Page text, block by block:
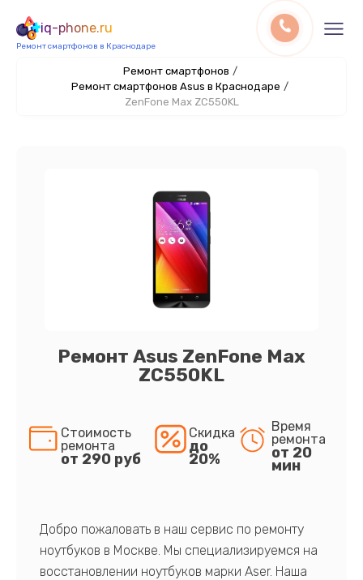
iq-phone.ru
Ремонт смартфонов в Краснодаре
Ремонт смартфонов /
Ремонт смартфонов Asus в Краснодаре /
ZenFone Max ZC550KL
Ремонт Asus ZenFone Max
ZC550KL
Стоимость
ремонта
от 290 руб
Скидка
до
20%
Время
ремонта
от 20
мин
Добро пожаловать в наш сервис по ремонту
ноутбуков в Москве. Мы специализируемся на
восстановлении ноутбуков марки Aser. Наша